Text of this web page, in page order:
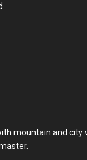
mountain and city